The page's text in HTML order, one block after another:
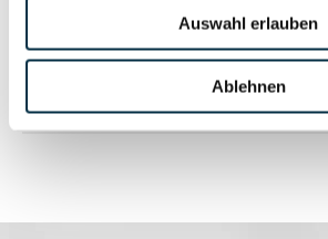
Auswahl erlauben
Ablehnen
Branchen- und